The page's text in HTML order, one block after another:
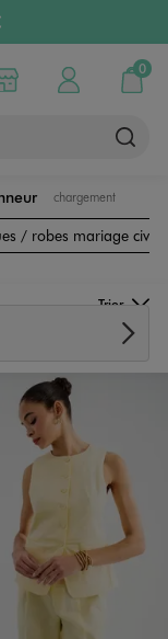
magasin
mon magasin
Mon compte
0
Mon
chargement
/ robes mariage civil
Trier